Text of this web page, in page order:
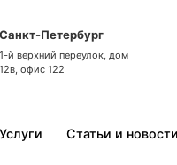
Санкт-Петербург
1-й верхний переулок, дом
12в, офис 122
Услуги Статьи и новости